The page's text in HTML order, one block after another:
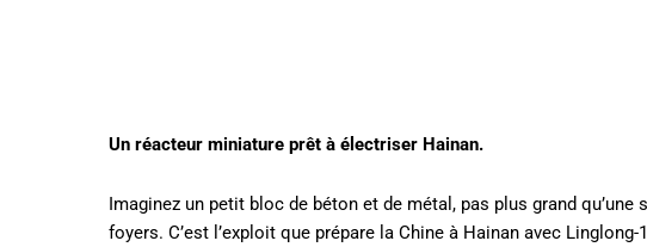
Un réacteur miniature prêt à électriser Hainan.
Imaginez un petit bloc de béton et de métal, pas plus grand qu’une
foyers. C’est l’exploit que prépare la Chine à Hainan avec